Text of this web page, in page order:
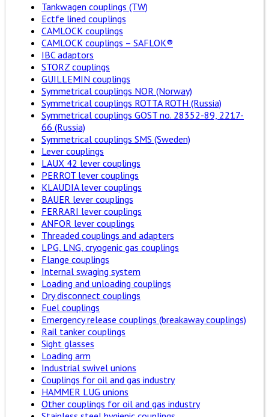
Tankwagen couplings (TW)
Ectfe lined couplings
CAMLOCK couplings
CAMLOCK couplings – SAFLOK®
IBC adaptors
STORZ couplings
GUILLEMIN couplings
Symmetrical couplings NOR (Norway)
Symmetrical couplings ROTTA ROTH (Russia)
Symmetrical couplings GOST no. 28352-89, 2217-
66 (Russia)
Symmetrical couplings SMS (Sweden)
Lever couplings
LAUX 42 lever couplings
PERROT lever couplings
KLAUDIA lever couplings
BAUER lever couplings
FERRARI lever couplings
ANFOR lever couplings
Threaded couplings and adapters
LPG, LNG, cryogenic gas couplings
Flange couplings
Internal swaging system
Loading and unloading couplings
Dry disconnect couplings
Fuel couplings
Emergency release couplings (breakaway couplings)
Rail tanker couplings
Sight glasses
Loading arm
Industrial swivel unions
Couplings for oil and gas industry
HAMMER LUG unions
Other couplings for oil and gas industry